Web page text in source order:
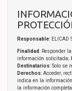
Responsable: ELICAD
Finalidad: Responder
información solicitada;
Destinatarios: Solo se
Derechos: Acceder,
indica en la
la información